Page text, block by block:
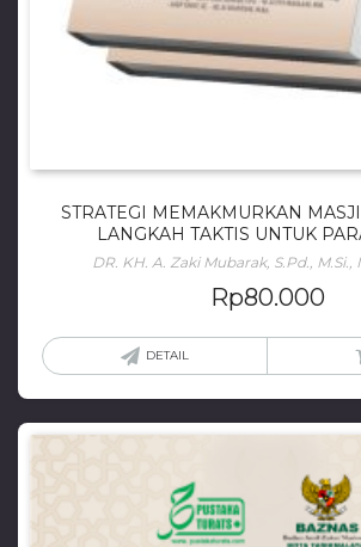
STRATEGI MEMAKMURKAN
LANGKAH TAKTIS UNTUK
DR. KH. A. Zaki Mubarak, S.Pd., M.Si.,
Rp80.000
DETAIL